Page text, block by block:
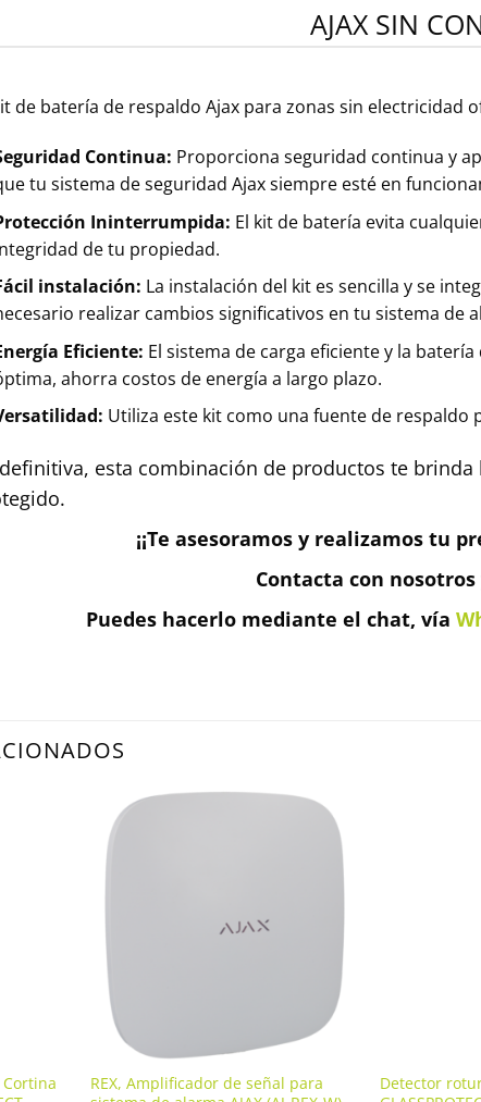
AJAX SIN
de batería de respaldo Ajax para zonas sin electricidad
Continua: Proporciona seguridad continua y
tu sistema de seguridad Ajax siempre esté en
Ininterrumpida: El kit de batería evita
de tu propiedad.
instalación: La instalación del kit es sencilla y se
realizar cambios significativos en tu sistema de
Eficiente: El sistema de carga eficiente y la
ahorra costos de energía a largo plazo.
Utiliza este kit como una fuente de respaldo
esta combinación de productos te
¡¡Te asesoramos y realizamos tu
Contacta con
Puedes hacerlo mediante el chat, vía
REX, Amplificador de señal para
Detector